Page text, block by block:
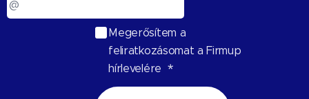
Megerősítem a
feliratkozásomat a Firmup
hírlevelére